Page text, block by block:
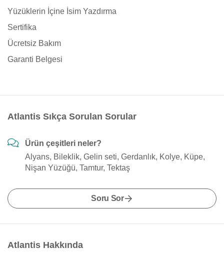
Yüzüklerin İçine İsim Yazdırma
Sertifika
Ücretsiz Bakım
Garanti Belgesi
Atlantis Sıkça Sorulan Sorular
Ürün çeşitleri neler?
Alyans, Bileklik, Gelin seti, Gerdanlık, Kolye, Küpe,
Nişan Yüzüğü, Tamtur, Tektaş
Soru Sor
Atlantis Hakkında